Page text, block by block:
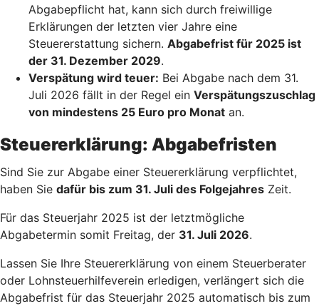
Abgabepflicht hat, kann sich durch freiwillige
Erklärungen der letzten vier Jahre eine
Steuererstattung sichern. Abgabefrist für 2025 ist
der 31. Dezember 2029.
Verspätung wird teuer: Bei Abgabe nach dem 31.
Juli 2026 fällt in der Regel ein Verspätungszuschlag
von mindestens 25 Euro pro Monat an.
Steuererklärung: Abgabefristen
Sind Sie zur Abgabe einer Steuererklärung verpflichtet,
haben Sie dafür bis zum 31. Juli des Folgejahres Zeit.
Für das Steuerjahr 2025 ist der letztmögliche
Abgabetermin somit Freitag, der 31. Juli 2026.
Lassen Sie Ihre Steuererklärung von einem Steuerberater
oder Lohnsteuerhilfeverein erledigen, verlängert sich die
Abgabefrist für das Steuerjahr 2025 automatisch bis zum